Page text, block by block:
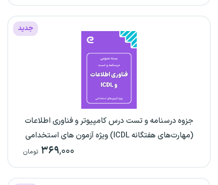
جدید
جزوه درسنامه و تست درس کامپیوتر و فناوری اطلاعات
(مهارت‌های هفتگانه ICDL) ویژه آزمون های استخدامی
۳۶۹,۰۰۰ تومان